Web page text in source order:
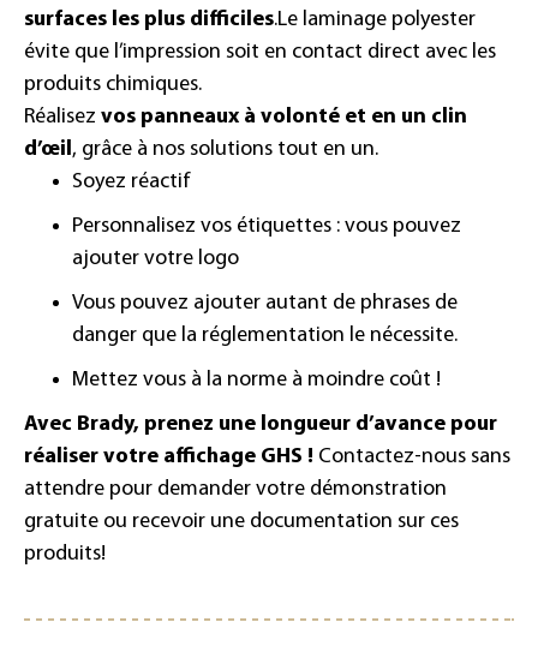
surfaces les plus difficiles.Le laminage polyester
évite que l’impression soit en contact direct avec les
produits chimiques.
Réalisez vos panneaux à volonté et en un clin
d’œil, grâce à nos solutions tout en un.
Soyez réactif
Personnalisez vos étiquettes : vous pouvez
ajouter votre logo
Vous pouvez ajouter autant de phrases de
danger que la réglementation le nécessite.
Mettez vous à la norme à moindre coût !
Avec Brady, prenez une longueur d’avance pour
réaliser votre affichage GHS ! Contactez-nous sans
attendre pour demander votre démonstration
gratuite ou recevoir une documentation sur ces
produits!